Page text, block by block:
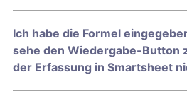
Ich habe die Formel
sehe den Wiedergabe-Button
der Erfassung in Smartsheet